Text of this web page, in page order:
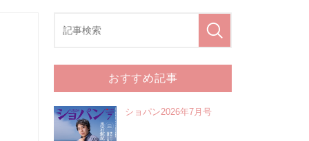
おすすめ記事
ショパン2026年7月号